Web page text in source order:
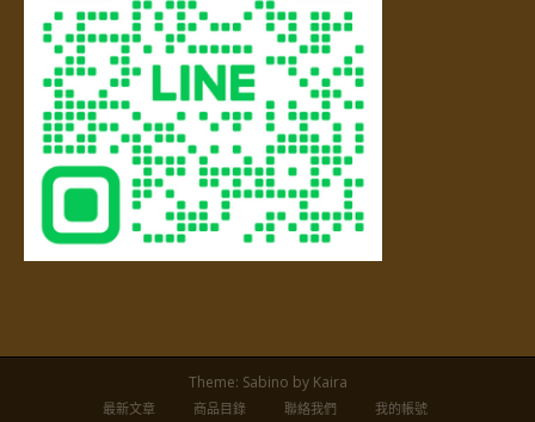
Theme: Sabino by Kaira
最新文章 商品目錄 聯絡我們 我的帳號